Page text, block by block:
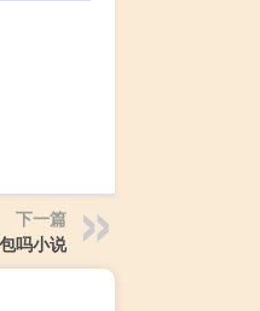
下一篇
吗小说